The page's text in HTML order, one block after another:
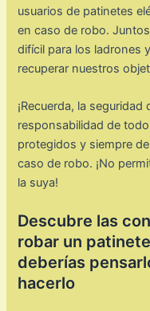
usuarios de patinetes
en caso de robo.
difícil para los ladrones
recuperar nuestros
¡Recuerda, la
responsabilidad de
protegidos y siempre
caso de robo. ¡No
la suya!
Descubre las
robar un
deberías
hacerlo